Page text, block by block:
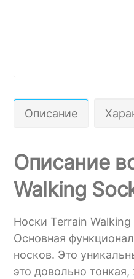
Описание
Описание
Walking
Носки Terrain
Основная
носков. Это
это довольно